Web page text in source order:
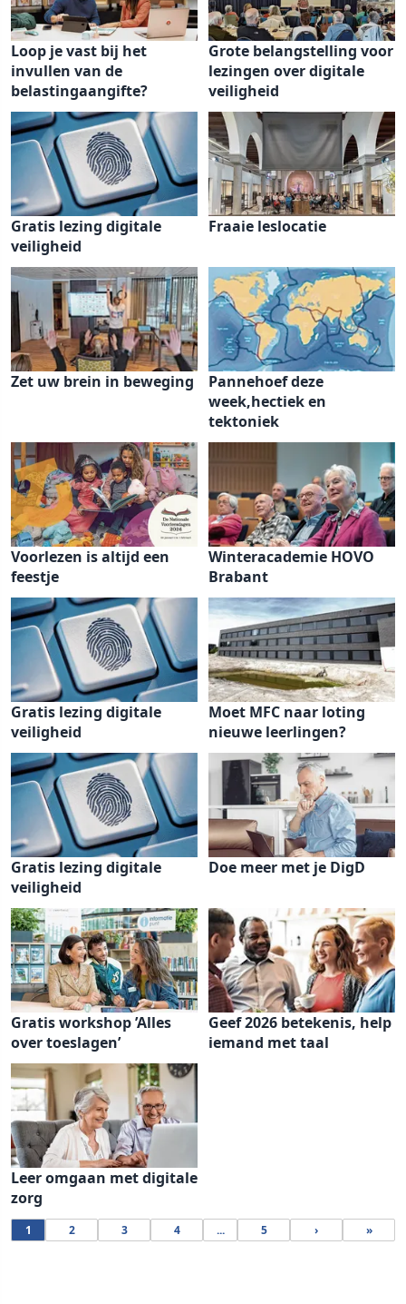
Loop je vast bij het
invullen van de
belastingaangifte?
Grote belangstelling voor
lezingen over digitale
veiligheid
Gratis lezing digitale
veiligheid
Fraaie leslocatie
Zet uw brein in beweging
Pannehoef deze
week,hectiek en
tektoniek
Voorlezen is altijd een
feestje
Winteracademie HOVO
Brabant
Gratis lezing digitale
veiligheid
Moet MFC naar loting
nieuwe leerlingen?
Gratis lezing digitale
veiligheid
Doe meer met je DigD
Gratis workshop ’Alles
over toeslagen’
Geef 2026 betekenis, help
iemand met taal
Leer omgaan met digitale
zorg
1 2 3 4 ... 5 › »